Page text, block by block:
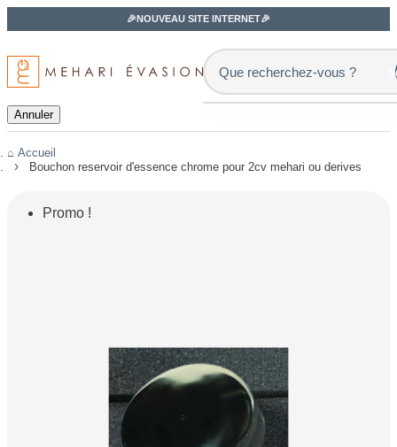
🎉NOUVEAU SITE INTERNET🎉
Annuler
Accueil
Bouchon reservoir d'essence chrome pour 2cv mehari ou derives
Promo !